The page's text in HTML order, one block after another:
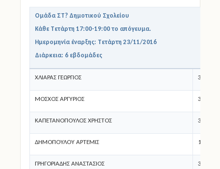
Ομάδα ΣΤ? Δημοτικού Σχολείου
Κάθε Τετάρτη 17:00-19:00 το απόγευμα.
Ημερομηνία έναρξης: Τετάρτη 23/11/2016
Διάρκεια: 6 εβδομάδες
ΧΛΙΑΡΑΣ ΓΕΩΡΓΙΟΣ 3ο Δ.Σ.
ΜΟΣΧΟΣ ΑΡΓΥΡΙΟΣ 3ο Δ.Σ.
ΚΑΠΕΤΑΝΟΠΟΥΛΟΣ ΧΡΗΣΤΟΣ 3ο Δ.Σ.
ΔΗΜΟΠΟΥΛΟΥ ΑΡΤΕΜΙΣ 1ο Δ.Σ.
ΓΡΗΓΟΡΙΑΔΗΣ ΑΝΑΣΤΑΣΙΟΣ 3ο Δ.Σ.